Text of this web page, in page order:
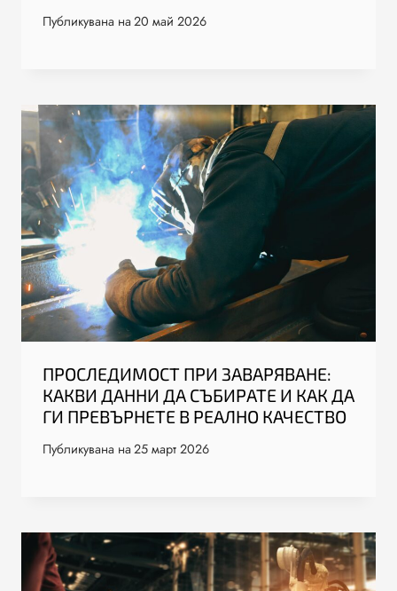
Публикувана на 20 май 2026
ПРОСЛЕДИМОСТ ПРИ ЗАВАРЯВАНЕ:
КАКВИ ДАННИ ДА СЪБИРАТЕ И КАК ДА
ГИ ПРЕВЪРНЕТЕ В РЕАЛНО КАЧЕСТВО
Публикувана на 25 март 2026